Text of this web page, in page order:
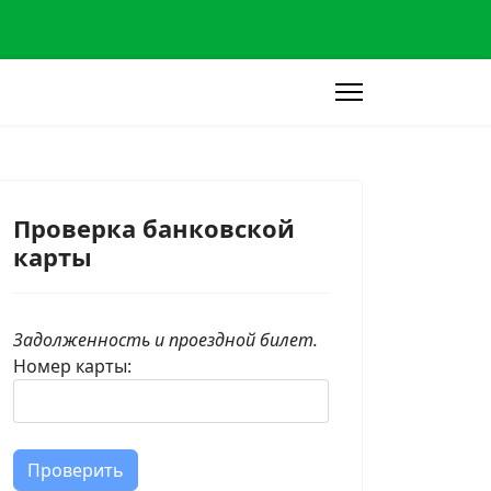
оплатить долги по поездкам?
Проверка банковской
карты
Задолженность и проездной билет.
Номер карты:
Проверить